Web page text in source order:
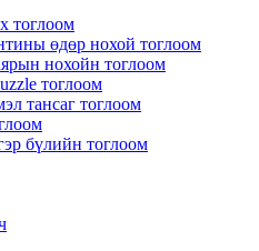
тоглоом
өдөр нохой тоглоом
нохойн тоглоом
тоглоом
тансаг тоглоом
бүлийн тоглоом